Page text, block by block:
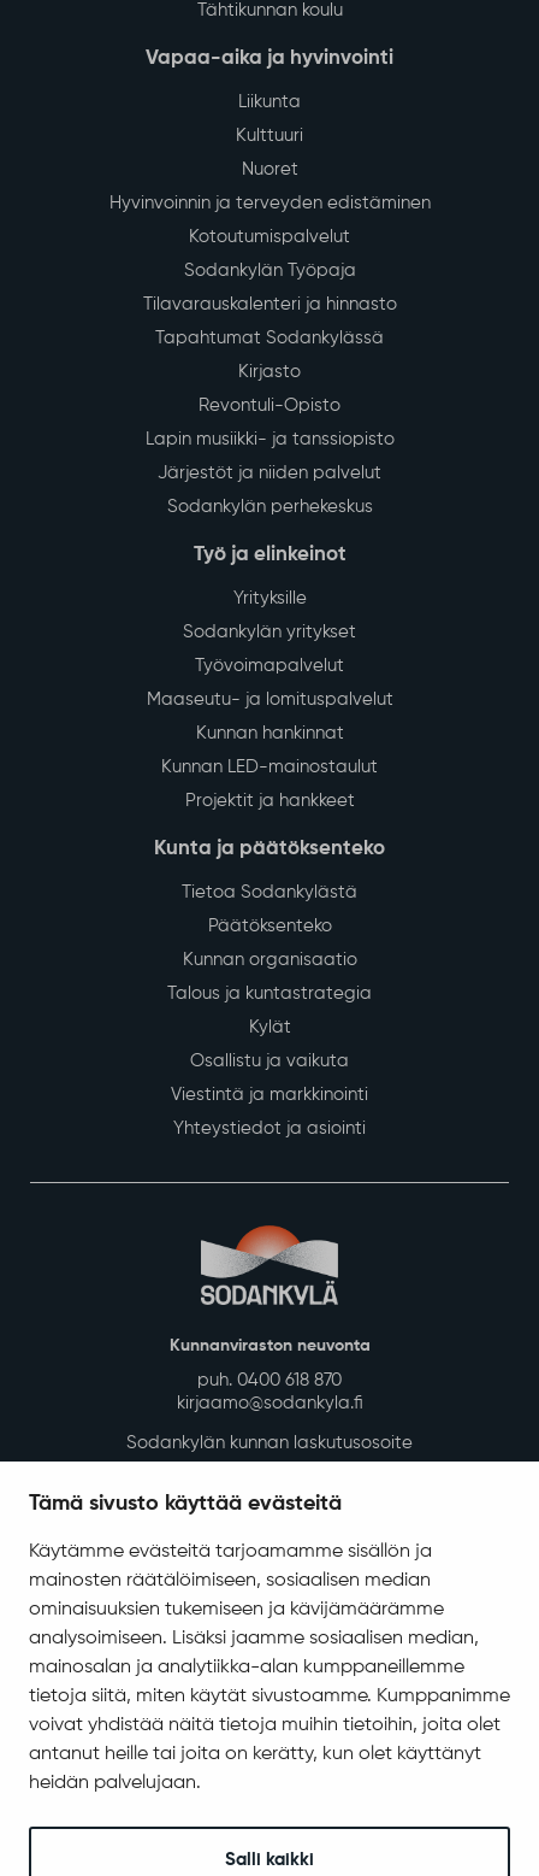
Tämä sivusto käyttää evästeitä
Käytämme evästeitä tarjoamamme sisällön ja
mainosten räätälöimiseen, sosiaalisen median
ominaisuuksien tukemiseen ja kävijämäärämme
analysoimiseen. Lisäksi jaamme sosiaalisen median,
mainosalan ja analytiikka-alan kumppaneillemme
tietoja siitä, miten käytät sivustoamme. Kumppanimme
voivat yhdistää näitä tietoja muihin tietoihin, joita olet
antanut heille tai joita on kerätty, kun olet käyttänyt
heidän palvelujaan.
Salli kaikki
Tähtikunnan koulu
Vapaa-aika ja hyvinvointi
Liikunta
Kulttuuri
Nuoret
Hyvinvoinnin ja terveyden edistäminen
Kotoutumispalvelut
Sodankylän Työpaja
Tilavarauskalenteri ja hinnasto
Tapahtumat Sodankylässä
Kirjasto
Revontuli-Opisto
Lapin musiikki- ja tanssiopisto
Järjestöt ja niiden palvelut
Sodankylän perhekeskus
Työ ja elinkeinot
Yrityksille
Sodankylän yritykset
Työvoimapalvelut
Maaseutu- ja lomituspalvelut
Kunnan hankinnat
Kunnan LED-mainostaulut
Projektit ja hankkeet
Kunta ja päätöksenteko
Tietoa Sodankylästä
Päätöksenteko
Kunnan organisaatio
Talous ja kuntastrategia
Kylät
Osallistu ja vaikuta
Viestintä ja markkinointi
Yhteystiedot ja asiointi
Kunnanviraston neuvonta
puh. 0400 618 870
kirjaamo@sodankyla.fi
Sodankylän kunnan laskutusosoite
Asiakirjajulkisuuskuvaus
Evästeiden hallinta
Yhteystiedot
Jäämerentie 1, 99601 Sodankylä
Kaikki yhteystiedot
Henkilökunnan intranet
Seuraa meitä